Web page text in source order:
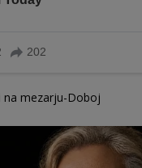
na mezarju-Doboj